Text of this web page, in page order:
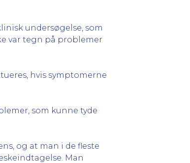
undersøgelse, som
var tegn på problemer
hvis symptomerne
som kunne tyde
og at man i de fleste
Man